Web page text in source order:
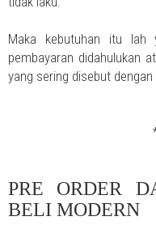
Maka kebutuhan itu lah
pembayaran didahulukan
yang sering disebut
PRE ORDER
BELI MODERN